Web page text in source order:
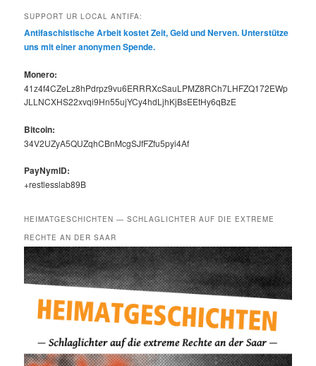
SUPPORT UR LOCAL ANTIFA:
Antifaschis­tis­che Arbeit kostet Zeit, Geld und Ner­ven. Unter­stütze
uns mit ein­er anony­men Spende.
Mon­ero:
41z4f4CZeLz8hPdrpz9vu6ERRRXcSauLPMZ8RCh7LHFZQ172EWp
JLLNCXHS22xvqi9Hn55ujYCy4hdLjhKjBsEEtHy6qBzE
Bit­coin:
34V2UZyA5QUZqhCBnMcgSJfFZfu5pyi4Af
PayNymID:
+restlesslab89B
HEIMATGESCHICHTEN — SCHLAGLICHTER AUF DIE EXTREME
RECHTE AN DER SAAR